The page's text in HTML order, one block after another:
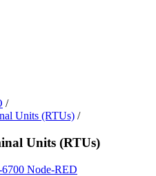
/
Units (RTUs) /
Units (RTUs)
Node-RED